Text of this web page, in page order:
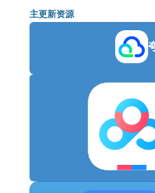
找出裂隙的源头。调查过
技术的诞生地阿卡迪亚。
点、你的船员、你选择信
都将影响这个殖民地，乃
探索新边界
阿卡迪亚殖民地饱受派系
政遭受着其宗教团体的叛
着毁灭性的裂隙在殖民地
的地争夺裂隙的控制权或
中漫游，发现隐藏的背景
的恒星系的命运！
主更新资源